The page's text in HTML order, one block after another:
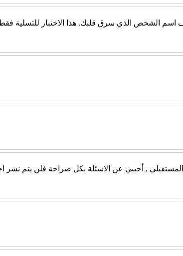
الشخص الذي سرق قلبك. هذا الاختبار للتسلية
, أجيبي عن الاسئلة بكل صراحة فلن يتم نشر